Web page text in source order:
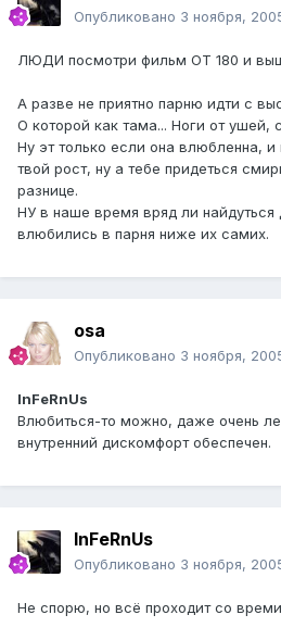
Опубликовано 3 ноября,
ЛЮДИ посмотри фильм ОТ 180 и
А разве не приятно парню идти с
О которой как тама... Ноги от ушей,
Ну эт только если она влюбленна,
твой рост, ну а тебе придеться
разнице.
НУ в наше время вряд ли
влюбились в парня ниже их самих.
osa
Опубликовано 3 ноября,
InFeRnUs
Влюбиться-то можно, даже очень
внутренний дискомфорт обеспечен.
InFeRnUs
Опубликовано 3 ноября,
Не спорю, но всё проходит со